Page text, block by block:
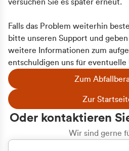
versuchen Sie es später erneut.
Falls das Problem weiterhin
bitte unseren Support und
weitere Informationen zum
entschuldigen uns für
Zum
Zur
Oder kontaktieren
Wir sind gerne